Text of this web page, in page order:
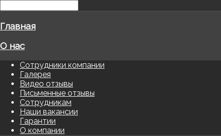
Главная
О нас
Сотрудники компании
Галерея
Видео отзывы
Письменные отзывы
Сотрудникам
Наши вакансии
Гарантии
О компании